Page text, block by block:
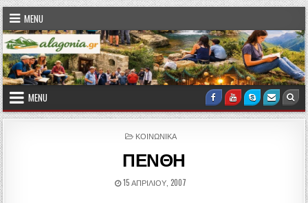
Skip to content
MENU
MENU Facebook
Youtube
SkypeEmail
POSTED IN
ΚΟΙΝΩΝΙΚΑ
ΠΕΝΘΗ
PUBLISHED DATE:
15 ΑΠΡΙΛΊΟΥ, 2007